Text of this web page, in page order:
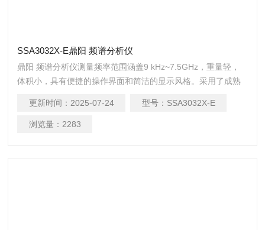
SSA3032X-E鼎阳 频谱分析仪
鼎阳 频谱分析仪测量频率范围涵盖9 kHz~7.5GHz，重量轻，
体积小，具有便捷的操作界面和简洁的显示风格。采用了成熟
放大器，显示平均噪声电平（DANL ）可达-161 dBm/Hz（典型
值），具备出色的微小信号测量能力。
更新时间： 2025-07-24 型号： SSA3032X-E
浏览量： 2283